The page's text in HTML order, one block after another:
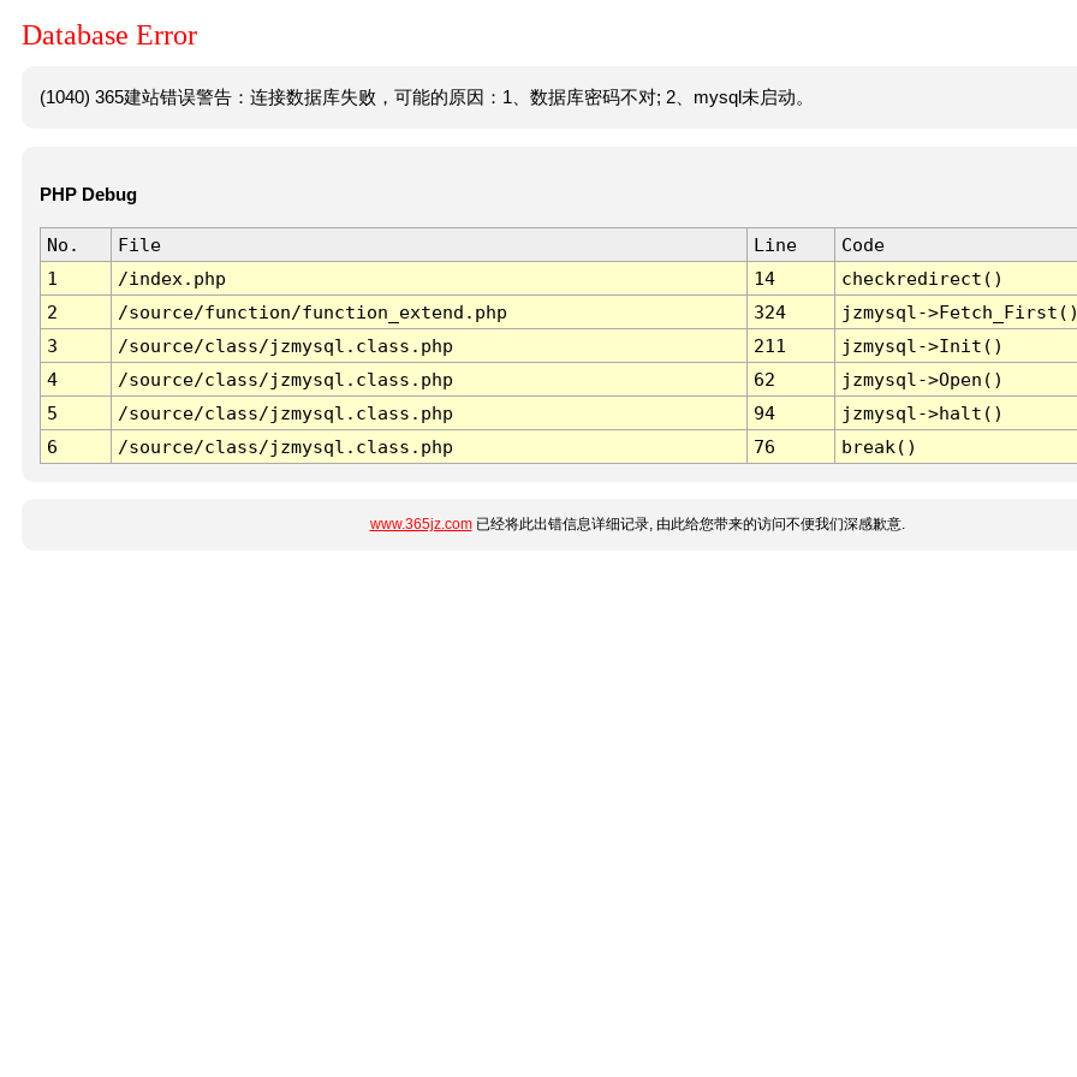
Database Error
(1040) 365建站错误警告：连接数据库失败，可能的原因：1、数据库密码不对; 2、mysql未启动。
PHP Debug
No. File Line
Code
1
/index.php 14
checkredirect()
2
/source/function/function_extend.php 324
jzmysql-
3
/source/class/jzmysql.class.php 211
jzmysql->Init()
4
/source/class/jzmysql.class.php 62
jzmysql->Open()
5
/source/class/jzmysql.class.php 94
jzmysql->halt()
6
/source/class/jzmysql.class.php 76 break()
www.365jz.com已经将此出错信息详细记录, 由此给您带来的访问不便我们深感歉意.